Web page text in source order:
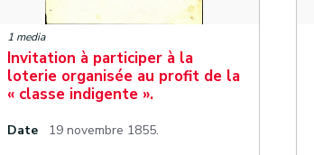
1 media
Invitation à participer à la
loterie organisée au profit de la
« classe indigente ».
Date
19 novembre 1855.